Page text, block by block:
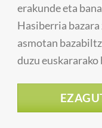
erakunde eta
Hasiberria
asmotan
duzu